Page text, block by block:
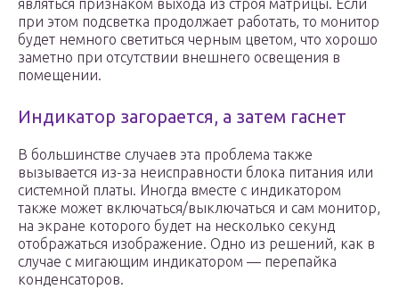
являться признаком выхода из строя матрицы. Если
при этом подсветка продолжает работать, то монитор
будет немного светиться черным цветом, что хорошо
заметно при отсутствии внешнего освещения в
помещении.
Индикатор загорается, а затем гаснет
В большинстве случаев эта проблема также
вызывается из-за неисправности блока питания или
системной платы. Иногда вместе с индикатором
также может включаться/выключаться и сам монитор,
на экране которого будет на несколько секунд
отображаться изображение. Одно из решений, как в
случае с мигающим индикатором — перепайка
конденсаторов.